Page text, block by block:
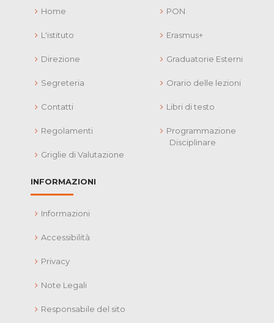
Home
L'istituto
Direzione
Segreteria
Contatti
Regolamenti
Griglie di Valutazione
PON
Erasmus+
Graduatorie Esterni
Orario delle lezioni
Libri di testo
Programmazione
Disciplinare
INFORMAZIONI
Informazioni
Accessibilità
Privacy
Note Legali
Responsabile del sito